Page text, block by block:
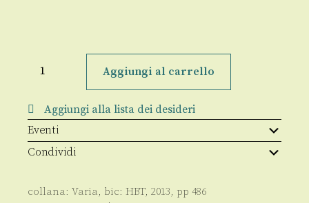
comunicazione
in
Italia
e
Spagna
in
quantità
Aggiungi al carrello
Aggiungi alla lista dei desideri
Eventi
Condividi
collana: Varia, bic: HBT, 2013, pp 486